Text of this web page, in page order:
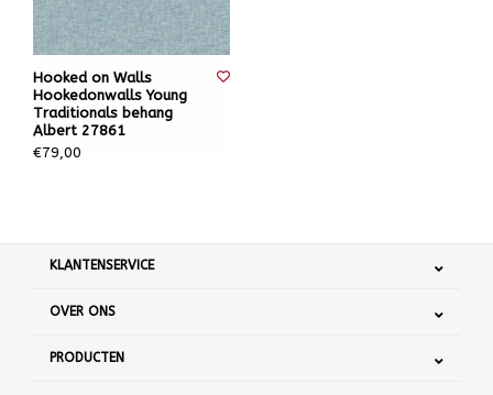
Hooked on Walls
Hookedonwalls Young
Traditionals behang
Albert 27861
€79,00
KLANTENSERVICE
OVER ONS
PRODUCTEN